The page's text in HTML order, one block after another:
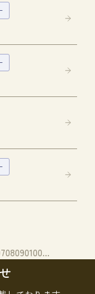
708090100...